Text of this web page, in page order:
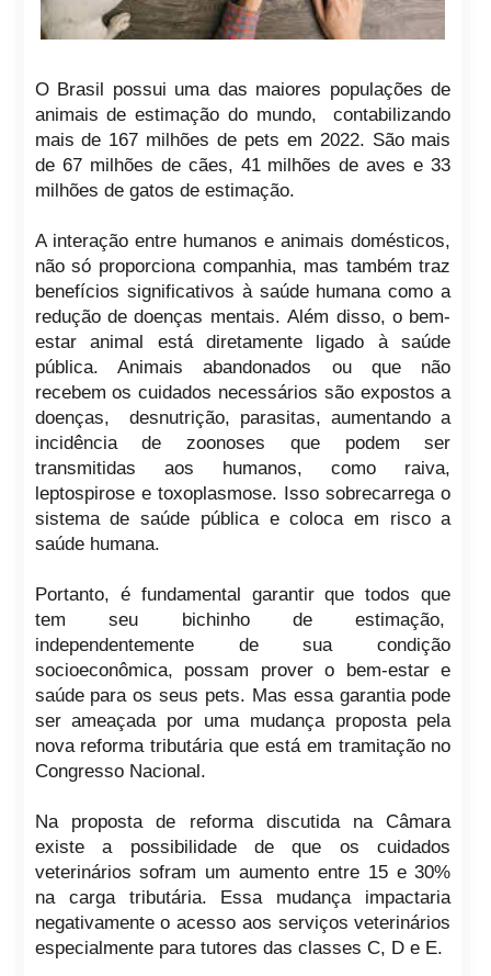
O Brasil possui uma das maiores populações de
animais de estimação do mundo, contabilizando
mais de 167 milhões de pets em 2022. São mais
de 67 milhões de cães, 41 milhões de aves e 33
milhões de gatos de estimação.
A interação entre humanos e animais domésticos,
não só proporciona companhia, mas também traz
benefícios significativos à saúde humana como a
redução de doenças mentais.Além disso, o bem-
estar animal está diretamente ligado à saúde
pública. Animais abandonados ou que não
recebem os cuidados necessários são expostos a
doenças, desnutrição, parasitas, aumentando a
incidência de zoonoses que podem ser
transmitidas aos humanos, como raiva,
leptospirose e toxoplasmose. Isso sobrecarrega o
sistema de saúde pública e coloca em risco a
saúde humana.
Portanto, é fundamental garantir que todos que
tem seu bichinho de estimação,
independentemente de sua condição
socioeconômica, possam prover o bem-estar e
saúde para os seus pets. Mas essa garantia pode
ser ameaçada por uma mudança proposta pela
nova reforma tributária que está em tramitação no
Congresso Nacional.
Na proposta de reforma discutida na Câmara
existe a possibilidade de que os cuidados
veterinários sofram um aumento entre 15 e 30%
na carga tributária. Essa mudança impactaria
negativamente o acesso aos serviços veterinários
especialmente para tutores das classes C, D e E.